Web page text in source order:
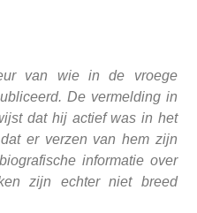
van wie in de vroege
De vermelding in
dat hij actief was in het
er verzen van hem zijn
informatie over
zijn echter niet breed